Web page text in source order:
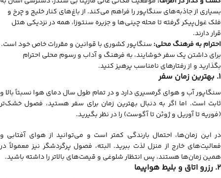
بسیاری از جاذبه‌های سنگاپور را فراهم می‌کند. از باغ‌های کنار خلیج و چرخ و
فلک غول‌پیکر گرفته تا محله چینی‌ها و جزیره سنتوزا، همه در نزدیکی هتل
قرار دارند.
احترام به فرهنگ محلی: سنگاپور کشوری با قوانین و مقررات خاص خود است.
برای داشتن یک سفر خوشایند، به فرهنگ و آداب و رسوم محلی احترام
بگذارید و از رفتارهای نامناسب پرهیز کنید.
1. بهترین زمان سفر
سنگاپور آب و هوای گرمسیری دارد و در تمام طول سال دمای هوا نسبتاً بالا و
ثابت است. اما اگر به دنبال بهترین زمان برای سفر هستید، فصول خشک‌تر
(فوریه تا آوریل و ژوئن تا آگوست) را در نظر بگیرید.
در این زمان‌ها، احتمال بارندگی کمتر است و می‌توانید از هوای آفتابی و
فعالیت‌های خارج از منزل لذت ببرید. البته، فصول پرگردشگر نیز معمولاً در
همین زمان‌ها هستند، پس انتظار شلوغی و قیمت‌های بالاتر را داشته باشید.
2. رزرو اتاق و بلیط هواپیما